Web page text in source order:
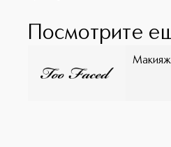
Посмотрите
Макияж